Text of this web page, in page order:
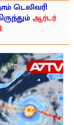
டெலிவரி
ஆர்டர்